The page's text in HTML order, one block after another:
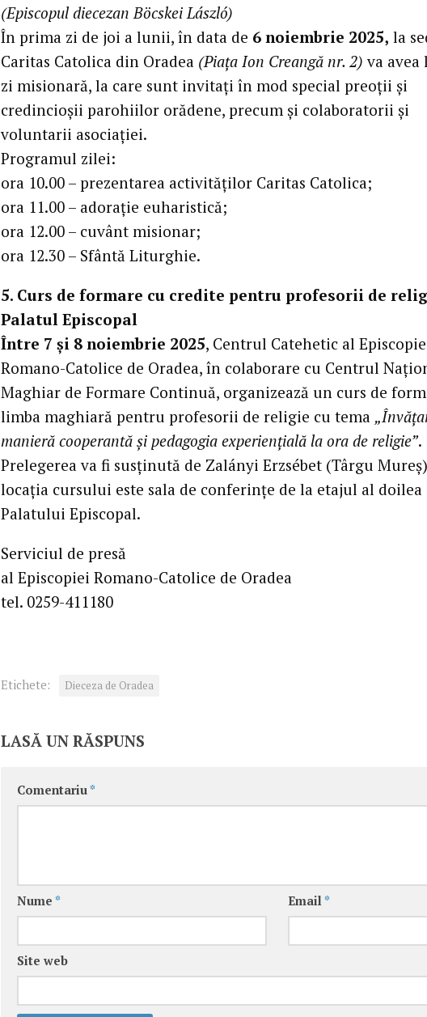
(Episcopul diecezan Böcskei László)
În prima zi de joi a lunii, în data de 6 noiembrie 2025, la
Caritas Catolica din Oradea (Piața Ion Creangă nr. 2)va avea
zi misionară, la care sunt invitați în mod special preoții și
credincioșii parohiilor orădene, precum și colaboratorii și
voluntarii asociației.
Programul zilei:
ora 10.00 – prezentarea activităților Caritas Catolica;
ora 11.00 – adorație euharistică;
ora 12.00 – cuvânt misionar;
ora 12.30 – Sfântă Liturghie.
5. Curs de formare cu credite pentru profesorii de
Palatul Episcopal
Între 7 și 8 noiembrie 2025, Centrul Catehetic al
Romano-Catolice de Oradea, în colaborare cu Centrul
Maghiar de Formare Continuă, organizează un curs de
limba maghiară pentru profesorii de religie cu tema
manieră cooperantă și pedagogia experiențială la ora de religie”.
Prelegerea va fi susținută de Zalányi Erzsébet (Târgu
locația cursului este sala de conferințe de la etajul al doilea
Palatului Episcopal.
Serviciul de presă
al Episcopiei Romano-Catolice de Oradea
tel. 0259-411180
Etichete: Dieceza de Oradea
LASĂ UN RĂSPUNS
Comentariu *
Nume * Email *
Site web